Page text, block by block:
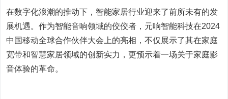
在数字化浪潮的推动下，智能家居行业迎来了前所未有的发
展机遇。作为智能音响领域的佼佼者，元响智能科技在2024
中国移动全球合作伙伴大会上的亮相，不仅展示了其在家庭
宽带和智慧家居领域的创新实力，更预示着一场关于家庭影
音体验的革命。